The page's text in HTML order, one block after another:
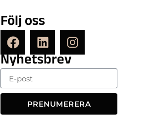
Följ oss
Nyhetsbrev
PRENUMERERA